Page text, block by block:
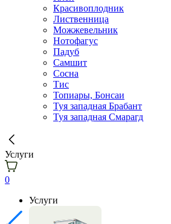
Красивоплодник
Лиственница
Можжевельник
Нотофагус
Падуб
Самшит
Сосна
Тис
Топиары, Бонсаи
Туя западная Брабант
Туя западная Смарагд
Услуги
0
Услуги